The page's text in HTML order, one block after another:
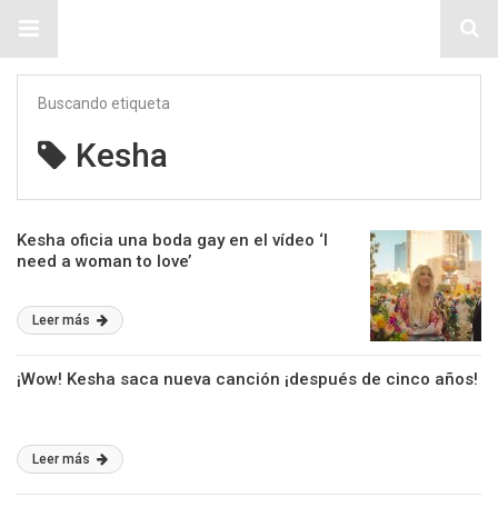
Buscando etiqueta
Kesha
Kesha oficia una boda gay en el vídeo ‘I
need a woman to love’
Leer más
¡Wow! Kesha saca nueva canción ¡después de cinco años!
Leer más